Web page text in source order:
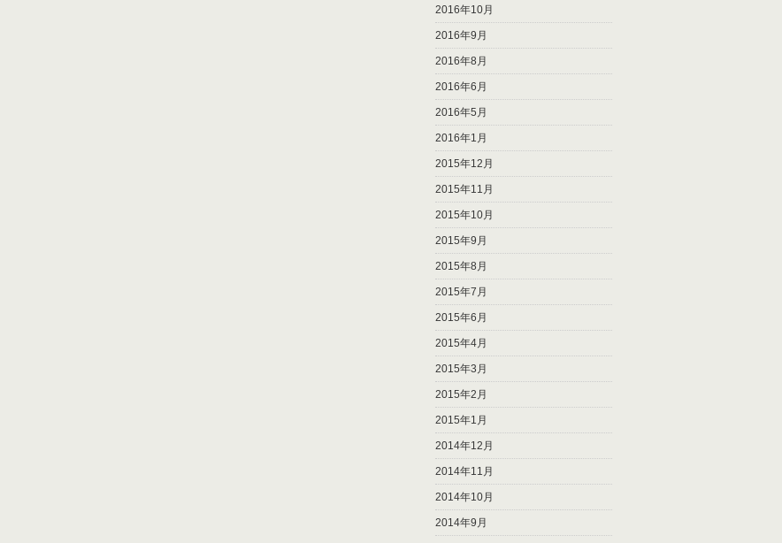
2016年10月
2016年9月
2016年8月
2016年6月
2016年5月
2016年1月
2015年12月
2015年11月
2015年10月
2015年9月
2015年8月
2015年7月
2015年6月
2015年4月
2015年3月
2015年2月
2015年1月
2014年12月
2014年11月
2014年10月
2014年9月